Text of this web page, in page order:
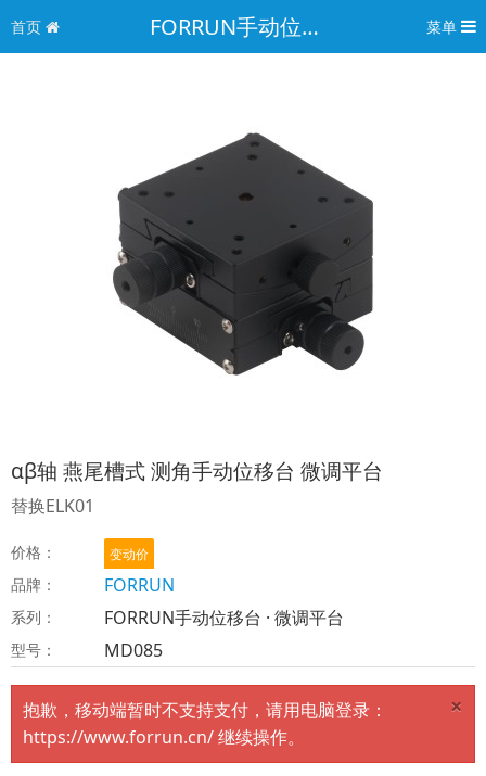
首页 FORRUN手动位移台 · 微调平台 菜单
αβ轴 燕尾槽式 测角手动位移台 微调平台
替换ELK01
价格： 变动价
品牌： FORRUN
系列： FORRUN手动位移台 · 微调平台
型号： MD085
×
抱歉，移动端暂时不支持支付，请用电脑登录：
https://www.forrun.cn/ 继续操作。